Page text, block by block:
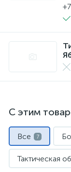
С этим
Все 7
Тактическая